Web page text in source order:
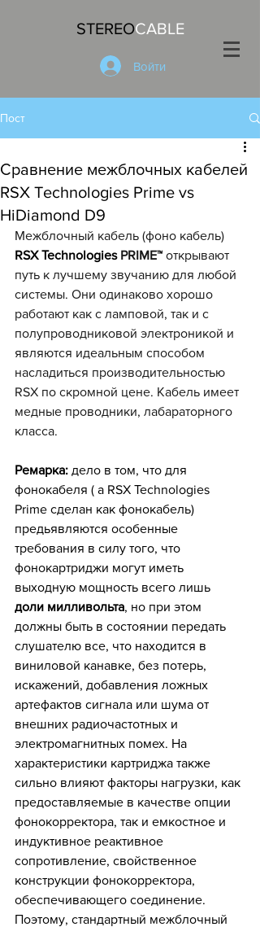
STEREOCABLE
Войти
Пост
Сравнение межблочных кабелей
RSX Technologies Prime vs
HiDiamond D9
Межблочный кабель (фоно кабель)
RSX Тесhnоlogiеs PRIME™ открывают
путь к лучшему звучанию для любой
системы. Они одинаково хорошо
работают как с ламповой, так и с
полупроводниковой электроникой и
являются идеальным способом
насладиться производительностью
RSX по скромной цене. Кабель имеет
медные проводники, лабараторного
класса.
Ремарка: дело в том, что для
фонокабеля ( а RSX Тесhnоlogiеs
Prime сделан как фонокабель)
предьявляются особенные
требования в силу того, что
фонокартриджи могут иметь
выходную мощность всего лишь
доли милливольта, но при этом
должны быть в состоянии передать
слушателю все, что находится в
виниловой канавке, без потерь,
искажений, добавления ложных
артефактов сигнала или шума от
внешних радиочастотных и
электромагнитных помех. На
характеристики картриджа также
сильно влияют факторы нагрузки, как
предоставляемые в качестве опции
фонокорректора, так и емкостное и
индуктивное реактивное
сопротивление, свойственное
конструкции фонокорректора,
обеспечивающего соединение.
Поэтому, стандартный межблочный